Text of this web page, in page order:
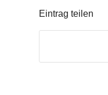
Eintrag teilen